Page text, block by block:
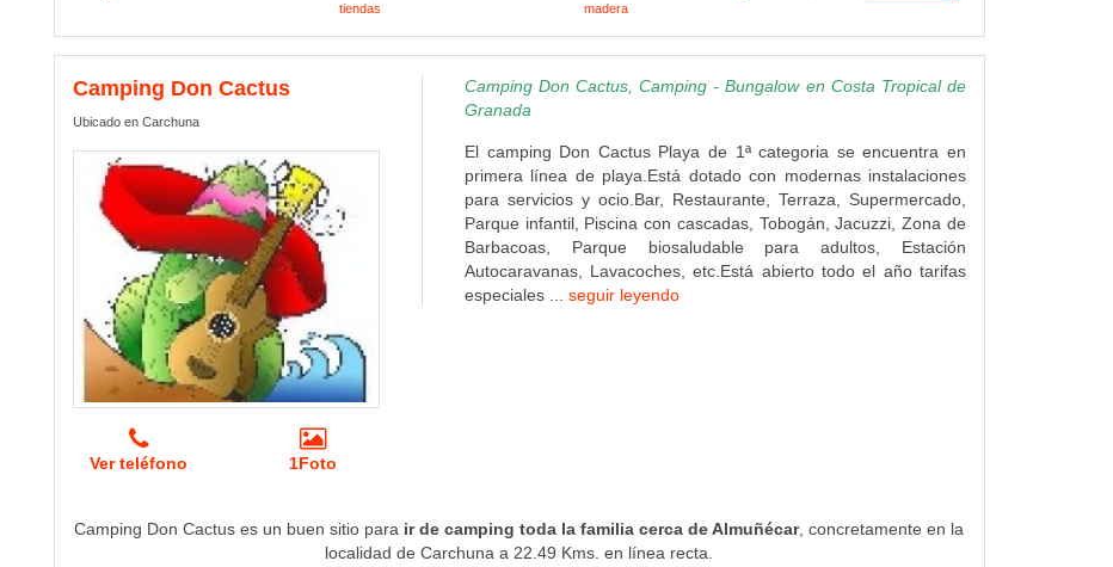
tiendas
madera
Camping Don Cactus
Ubicado en Carchuna
Ver teléfono 1Foto
Camping Don Cactus, Camping - Bungalow en Costa Tropical de
Granada
El camping Don Cactus Playa de 1ª categoria se encuentra en
primera línea de playa.Está dotado con modernas instalaciones
para servicios y ocio.Bar, Restaurante, Terraza, Supermercado,
Parque infantil, Piscina con cascadas, Tobogán, Jacuzzi, Zona de
Barbacoas, Parque biosaludable para adultos, Estación
Autocaravanas, Lavacoches, etc.Está abierto todo el año tarifas
especiales ... seguir leyendo
Camping Don Cactus es un buen sitio para ir de camping toda la familia cerca de Almuñécar, concretamente en la
localidad de Carchuna a 22.49 Kms. en línea recta.